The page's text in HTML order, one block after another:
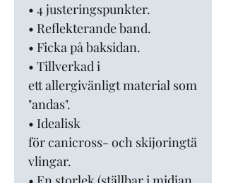
• 4 justeringspunkter.
• Reflekterande band.
• Ficka på baksidan.
• Tillverkad i
ett allergivänligt material som
"andas".
• Idealisk
för canicross- och skijoringtä
vlingar.